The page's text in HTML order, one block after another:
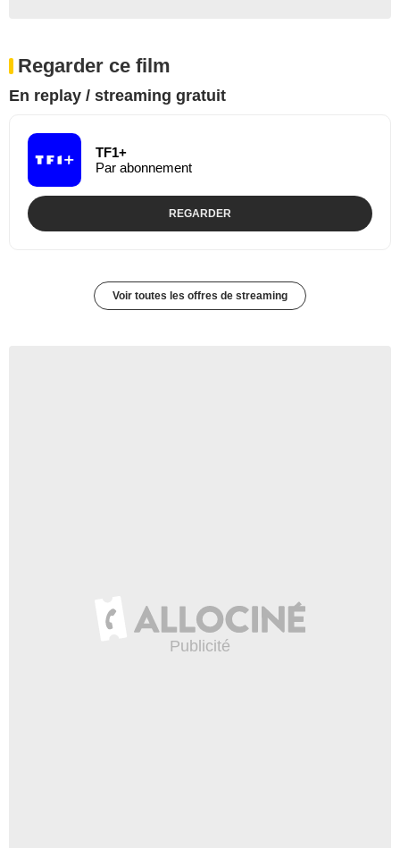
Regarder ce film
En replay / streaming gratuit
TF1+
Par abonnement
REGARDER
Voir toutes les offres de streaming